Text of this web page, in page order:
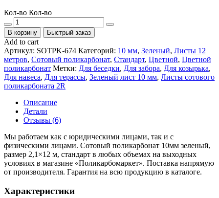
Кол-во Кол-во
В корзину Быстрый заказ
Add to cart
Артикул: SOTPK-674 Категорий: 10 мм, Зеленый, Листы 12
метров, Сотовый поликарбонат, Стандарт, Цветной, Цветной
поликарбонат Метки: Для беседки, Для забора, Для козырька,
Для навеса, Для терассы, Зеленый лист 10 мм, Листы сотового
поликарбоната 2R
Описание
Детали
Отзывы (6)
Мы работаем как с юридическими лицами, так и с
физическими лицами. Сотовый поликарбонат 10мм зеленый,
размер 2,1×12 м, стандарт в любых объемах на выходных
условиях в магазине «Поликарбомаркет». Поставка напрямую
от производителя. Гарантия на всю продукцию в каталоге.
Характеристики